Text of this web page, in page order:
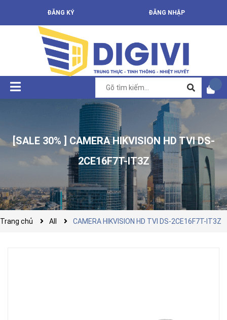
ĐĂNG KÝ ĐĂNG NHẬP
[SALE 30% ] CAMERA HIKVISION HD TVI DS-
2CE16F7T-IT3Z
Trang chủ All CAMERA HIKVISION HD TVI DS-2CE16F7T-IT3Z